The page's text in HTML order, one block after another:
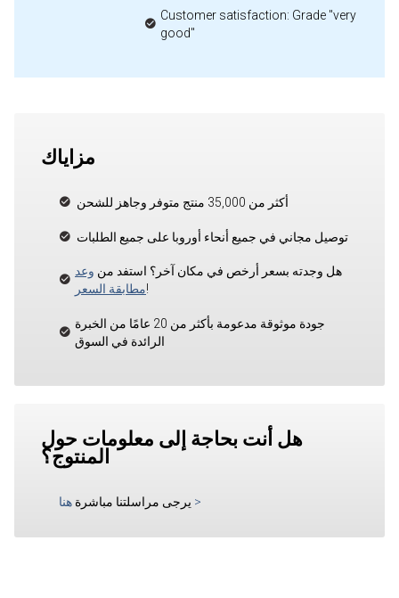
Customer satisfaction: Grade "very
good"
مزاياك
أكثر من 35,000 منتج متوفر وجاهز للشحن
توصيل مجاني في جميع أنحاء أوروبا على جميع الطلبات
هل وجدته بسعر أرخص في مكان آخر؟ استفد من وعد
مطابقة السعر!
جودة موثوقة مدعومة بأكثر من 20 عامًا من الخبرة
الرائدة في السوق
هل أنت بحاجة إلى معلومات حول
المنتوج؟
يرجى مراسلتنا مباشرة هنا >